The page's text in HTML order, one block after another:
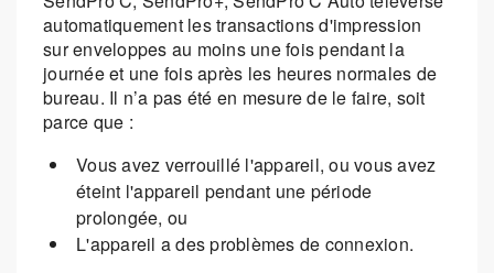
automatiquement les transactions d'impression
sur enveloppes au moins une fois pendant la
journée et une fois après les heures normales de
bureau. Il n’a pas été en mesure de le faire, soit
parce que :
Vous avez verrouillé l'appareil, ou vous avez
éteint l'appareil pendant une période
prolongée, ou
L'appareil a des problèmes de connexion.